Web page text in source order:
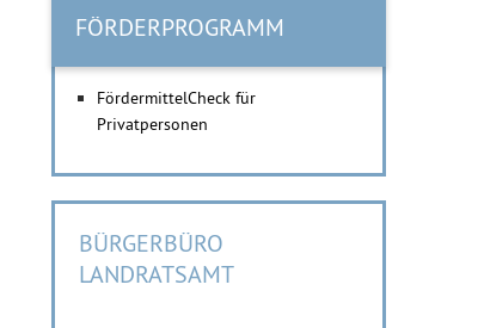
FÖRDERPROGRAMM
FördermittelCheck für
Privatpersonen
BÜRGERBÜRO
LANDRATSAMT